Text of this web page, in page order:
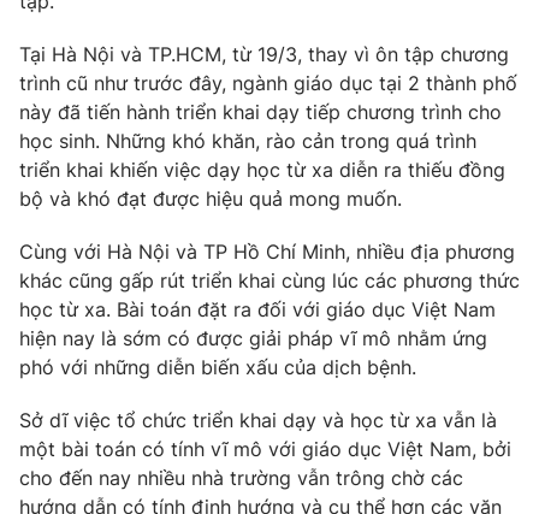
Nhân vật
Khán giả
Giải sao mai
Giải trí
Điện ảnh
Âm nhạc
Sao
Đời sống
Du lịch
Làm đẹp
Giáo dục
Tuyển sinh
Học trực tuyến
Hitech Công nghệ tương lai
Sản phẩm
Thị trường
Tư vấn
Giao lưu trực tuyến
Lịch phát sóng
Chuyên mục khác
Emagazine Podcast
Tại Hà Nội và TP.HCM, từ 19/3, thay vì ôn tập chương
trình cũ như trước đây, ngành giáo dục tại 2 thành phố
này đã tiến hành triển khai dạy tiếp chương trình cho
học sinh. Những khó khăn, rào cản trong quá trình
triển khai khiến việc dạy học từ xa diễn ra thiếu đồng
bộ và khó đạt được hiệu quả mong muốn.
Cùng với Hà Nội và TP Hồ Chí Minh, nhiều địa phương
khác cũng gấp rút triển khai cùng lúc các phương thức
học từ xa. Bài toán đặt ra đối với giáo dục Việt Nam
hiện nay là sớm có được giải pháp vĩ mô nhằm ứng
phó với những diễn biến xấu của dịch bệnh.
Sở dĩ việc tổ chức triển khai dạy và học từ xa vẫn là
một bài toán có tính vĩ mô với giáo dục Việt Nam, bởi
cho đến nay nhiều nhà trường vẫn trông chờ các
hướng dẫn có tính định hướng và cụ thể hơn các văn